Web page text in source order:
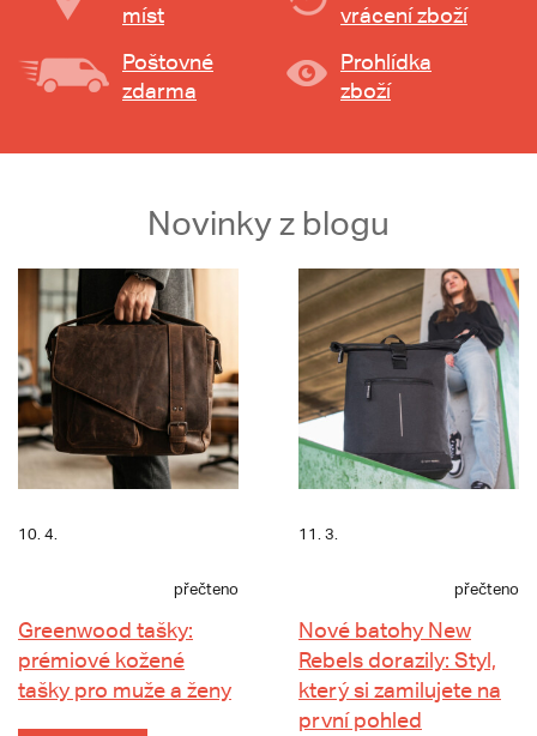
míst
vrácení zboží
Poštovné
zdarma
Prohlídka
zboží
Novinky z blogu
10. 4.
přečteno
Greenwood tašky:
prémiové kožené
tašky pro muže a ženy
11. 3.
přečteno
Nové batohy New
Rebels dorazily: Styl,
který si zamilujete na
první pohled